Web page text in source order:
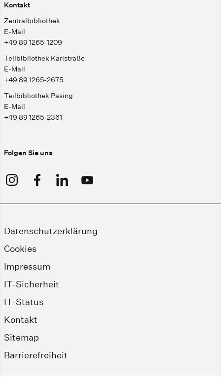
Kontakt
Zentralbibliothek
E-Mail
+49 89 1265-1209
Teilbibliothek Karlstraße
E-Mail
+49 89 1265-2675
Teilbibliothek Pasing
E-Mail
+49 89 1265-2361
Folgen Sie uns
Datenschutzerklärung
Cookies
Impressum
IT-Sicherheit
IT-Status
Kontakt
Sitemap
Barrierefreiheit